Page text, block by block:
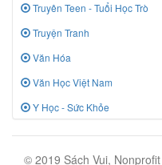
Truyên Teen - Tuổi Học Trò
Truyện Tranh
Văn Hóa
Văn Học Việt Nam
Y Học - Sức Khỏe
© 2019 Sách Vui,